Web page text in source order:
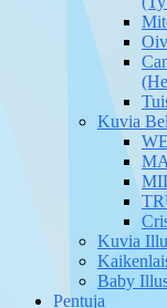
Kuvia
Kuvia
Baby
Pentuja